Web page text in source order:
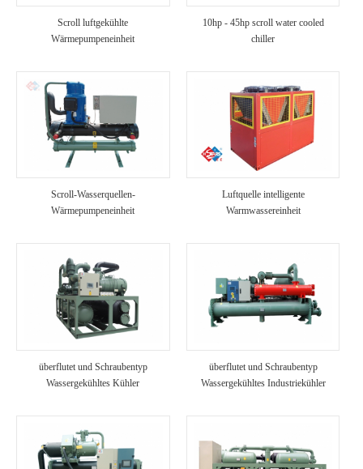
Scroll luftgekühlte
Wärmepumpeneinheit
10hp - 45hp scroll water cooled
chiller
Scroll-Wasserquellen-
Wärmepumpeneinheit
Luftquelle intelligente
Warmwassereinheit
überflutet und Schraubentyp
Wassergekühltes Kühler
überflutet und Schraubentyp
Wassergekühltes Industriekühler